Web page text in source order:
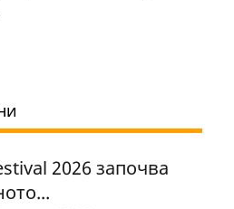
2026 започва